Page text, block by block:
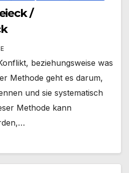
/
beziehungsweise was
Methode geht es darum,
und sie systematisch
Methode kann